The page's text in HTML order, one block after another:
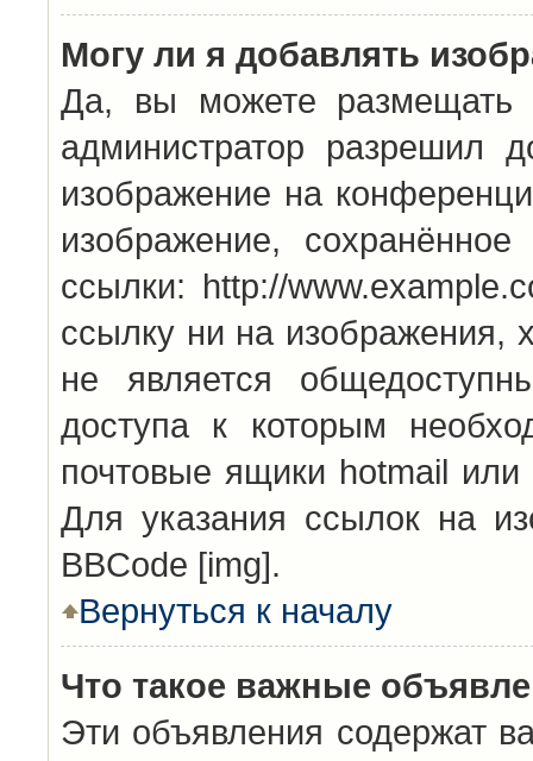
Могу ли я добавлять
Да, вы можете размещать
администратор разрешил
изображение на
изображение,
ссылки: http://
ссылку ни на
не является
доступа к которым
почтовые ящики hotmail
Для указания ссылок на
BBCode [img].
Вернуться к началу
Что такое важные
Эти объявления содержат